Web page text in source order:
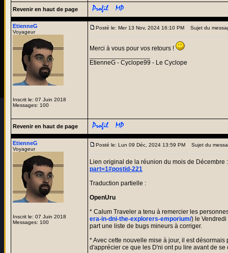
Revenir en haut de page
EtienneG
Voyageur
Inscrit le: 07 Juin 2018
Messages: 100
Posté le: Mer 13 Nov, 2024 16:10 PM Sujet du
Merci à vous pour vos retours !
EtienneG - Cyclope99 - Le Cyclope
Revenir en haut de page
EtienneG
Voyageur
Inscrit le: 07 Juin 2018
Messages: 100
Posté le: Lun 09 Déc, 2024 13:59 PM Sujet du
Lien original de la réunion du mois de Décembre
part=1#postid-221
Traduction partielle :
OpenUru
* Calum Traveler a tenu à remercier les
era-in-dni-the-explorers-emporium/) le
part une liste de bugs mineurs à corriger.
* Avec cette nouvelle mise à jour, il est
d'apprécier ce que les D'ni ont pu lire avant de